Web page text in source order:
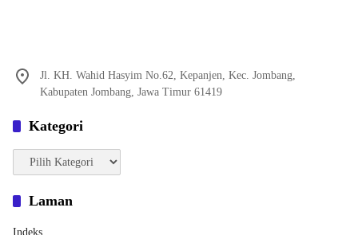
Jl. KH. Wahid Hasyim No.62, Kepanjen, Kec. Jombang,
Kabupaten Jombang, Jawa Timur 61419
Kategori
Kategori
Laman
Indeks